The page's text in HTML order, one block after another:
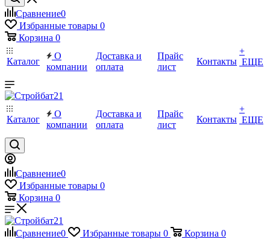
Сравнение0
Избранные товары 0
Корзина 0
Каталог
О
компании
Доставка и
оплата
Прайс
лист
Контакты
+
ЕЩЕ
Каталог
О
компании
Доставка и
оплата
Прайс
лист
Контакты
+
ЕЩЕ
Сравнение0
Избранные товары 0
Корзина 0
Сравнение0 Избранные товары 0 Корзина 0